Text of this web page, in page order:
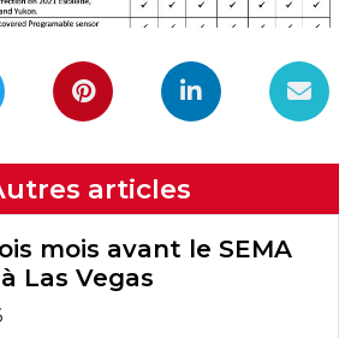
articles
mois avant le SEMA
Las Vegas